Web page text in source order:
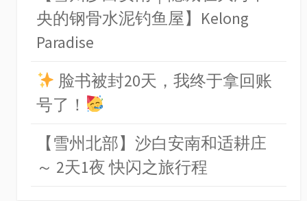
央的钢骨水泥钓鱼屋】Kelong
Paradise
脸书被封20天，我终于拿回账
号了！
【雪州北部】沙白安南和适耕庄
～ 2天1夜 快闪之旅行程